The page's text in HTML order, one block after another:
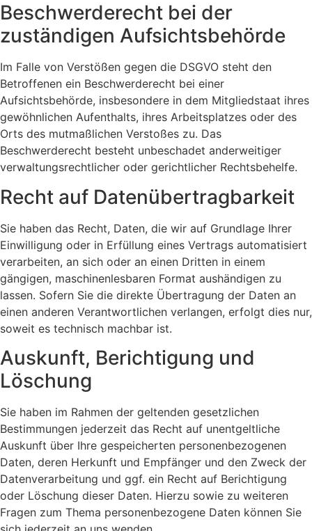
Beschwerde­recht bei der
zuständigen Aufsichts­behörde
Im Falle von Verstößen gegen die DSGVO steht den
Betroffenen ein Beschwerderecht bei einer
Aufsichtsbehörde, insbesondere in dem Mitgliedstaat ihres
gewöhnlichen Aufenthalts, ihres Arbeitsplatzes oder des
Orts des mutmaßlichen Verstoßes zu. Das
Beschwerderecht besteht unbeschadet anderweitiger
verwaltungsrechtlicher oder gerichtlicher Rechtsbehelfe.
Recht auf Daten­übertrag­barkeit
Sie haben das Recht, Daten, die wir auf Grundlage Ihrer
Einwilligung oder in Erfüllung eines Vertrags automatisiert
verarbeiten, an sich oder an einen Dritten in einem
gängigen, maschinenlesbaren Format aushändigen zu
lassen. Sofern Sie die direkte Übertragung der Daten an
einen anderen Verantwortlichen verlangen, erfolgt dies nur,
soweit es technisch machbar ist.
Auskunft, Berichtigung und
Löschung
Sie haben im Rahmen der geltenden gesetzlichen
Bestimmungen jederzeit das Recht auf unentgeltliche
Auskunft über Ihre gespeicherten personenbezogenen
Daten, deren Herkunft und Empfänger und den Zweck der
Datenverarbeitung und ggf. ein Recht auf Berichtigung
oder Löschung dieser Daten. Hierzu sowie zu weiteren
Fragen zum Thema personenbezogene Daten können Sie